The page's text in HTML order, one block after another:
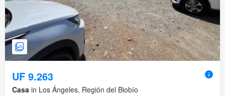
UF 9.263
Casa in Los Ángeles, Región del Biobío